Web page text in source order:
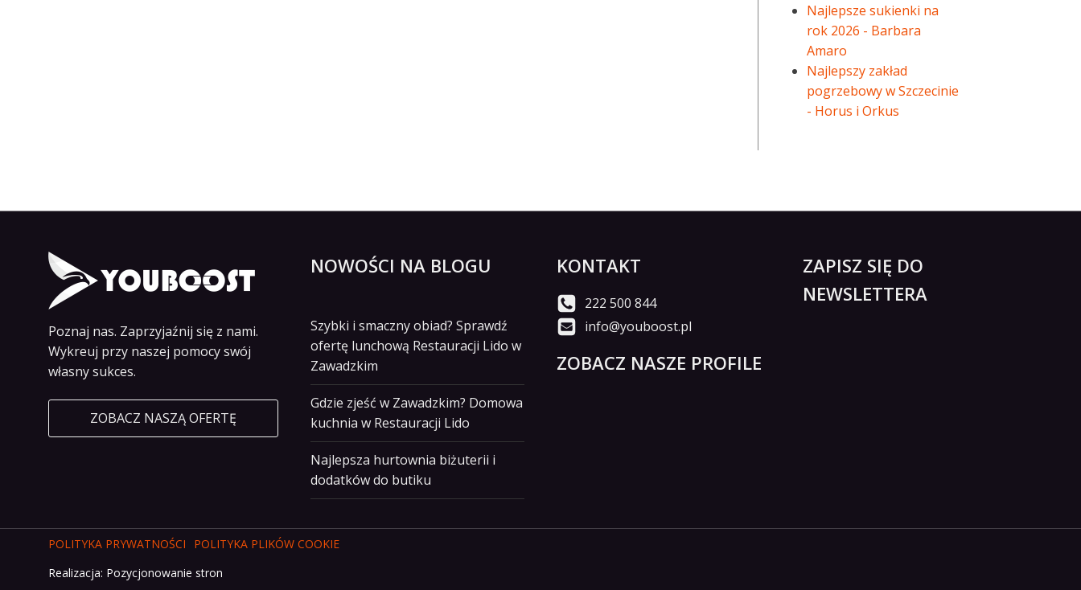
Najlepsze sukienki na
rok 2026 - Barbara
Amaro
Najlepszy zakład
pogrzebowy w Szczecinie
- Horus i Orkus
Poznaj nas. Zaprzyjaźnij się z nami.
Wykreuj przy naszej pomocy swój
własny sukces.
ZOBACZ NASZĄ OFERTĘ
NOWOŚCI NA BLOGU
Szybki i smaczny obiad? Sprawdź
ofertę lunchową Restauracji Lido w
Zawadzkim
Gdzie zjeść w Zawadzkim? Domowa
kuchnia w Restauracji Lido
Najlepsza hurtownia biżuterii i
dodatków do butiku
KONTAKT
222 500 844
info@youboost.pl
ZOBACZ NASZE PROFILE
ZAPISZ SIĘ DO
NEWSLETTERA
POLITYKA PRYWATNOŚCI
POLITYKA PLIKÓW COOKIE
Realizacja: Pozycjonowanie stron